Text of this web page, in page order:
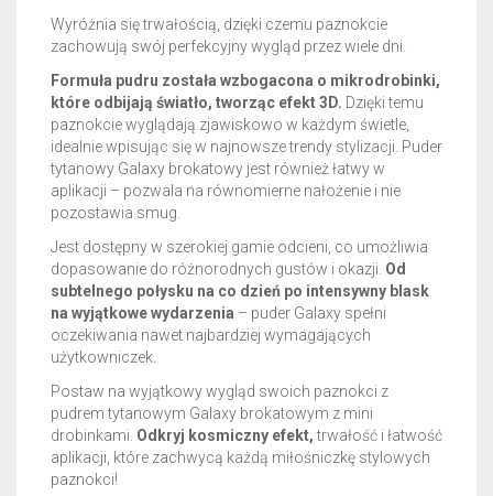
Wyróżnia się trwałością, dzięki czemu paznokcie
zachowują swój perfekcyjny wygląd przez wiele dni.
Formuła pudru została wzbogacona o mikrodrobinki,
które odbijają światło, tworząc efekt 3D. Dzięki temu
paznokcie wyglądają zjawiskowo w każdym świetle,
idealnie wpisując się w najnowsze trendy stylizacji. Puder
tytanowy Galaxy brokatowy jest również łatwy w
aplikacji – pozwala na równomierne nałożenie i nie
pozostawia smug.
Jest dostępny w szerokiej gamie odcieni, co umożliwia
dopasowanie do różnorodnych gustów i okazji. Od
subtelnego połysku na co dzień po intensywny blask
na wyjątkowe wydarzenia – puder Galaxy spełni
oczekiwania nawet najbardziej wymagających
użytkowniczek.
Postaw na wyjątkowy wygląd swoich paznokci z
pudrem tytanowym Galaxy brokatowym z mini
drobinkami. Odkryj kosmiczny efekt,trwałość i łatwość
aplikacji, które zachwycą każdą miłośniczkę stylowych
paznokci!